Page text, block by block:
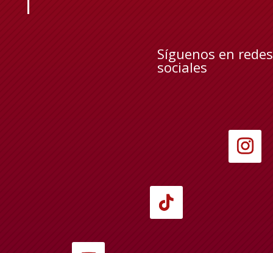
Síguenos en redes
sociales